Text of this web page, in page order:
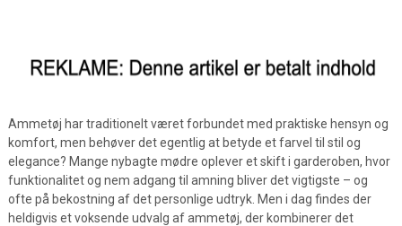
Ammetøj har traditionelt været forbundet med praktiske hensyn og
komfort, men behøver det egentlig at betyde et farvel til stil og
elegance? Mange nybagte mødre oplever et skift i garderoben, hvor
funktionalitet og nem adgang til amning bliver det vigtigste – og
ofte på bekostning af det personlige udtryk. Men i dag findes der
heldigvis et voksende udvalg af ammetøj, der kombinerer det